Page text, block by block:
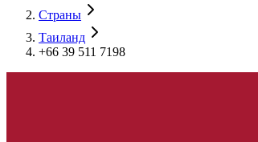
Страны
Таиланд
+66 39 511 7198